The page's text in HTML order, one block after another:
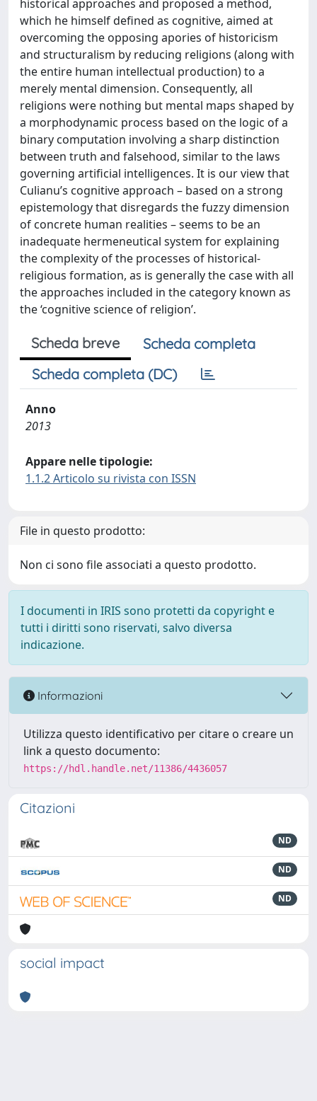
historical approaches and proposed a method,
which he himself defined as cognitive, aimed at
overcoming the opposing apories of historicism
and structuralism by reducing religions (along with
the entire human intellectual production) to a
merely mental dimension. Consequently, all
religions were nothing but mental maps shaped by
a morphodynamic process based on the logic of a
binary computation involving a sharp distinction
between truth and falsehood, similar to the laws
governing artificial intelligences. It is our view that
Culianu’s cognitive approach – based on a strong
epistemology that disregards the fuzzy dimension
of concrete human realities – seems to be an
inadequate hermeneutical system for explaining
the complexity of the processes of historical-
religious formation, as is generally the case with all
the approaches included in the category known as
the ‘cognitive science of religion’.
Scheda breve
Scheda completa
Scheda completa (DC)
Anno
2013
Appare nelle tipologie:
1.1.2 Articolo su rivista con ISSN
File in questo prodotto:
Non ci sono file associati a questo prodotto.
I documenti in IRIS sono protetti da copyright e
tutti i diritti sono riservati, salvo diversa
indicazione.
Informazioni
Utilizza questo identificativo per citare o creare un
link a questo documento:
https://hdl.handle.net/11386/4436057
Citazioni
ND
ND
ND
social impact